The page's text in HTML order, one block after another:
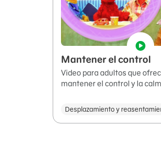
Mantener el control
Video para adultos que
mantener el control y la
Desplazamiento y